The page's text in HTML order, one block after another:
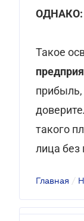
ОДНАКО:
Такое
прибыль,
такого
лица без
Главная /